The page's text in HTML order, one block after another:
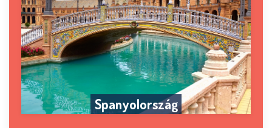
Spanyolország